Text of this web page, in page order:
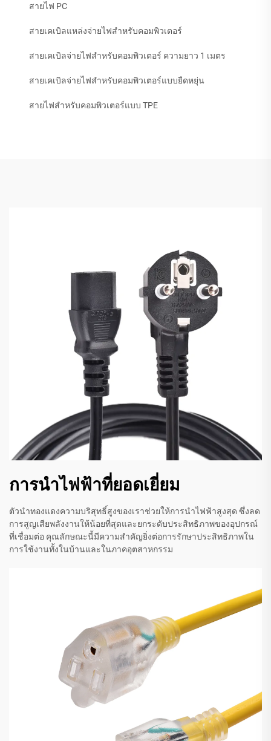
สายไฟ PC
สายเคเบิลแหล่งจ่ายไฟสำหรับคอมพิวเตอร์
สายเคเบิลจ่ายไฟสำหรับคอมพิวเตอร์ ความยาว 1 เมตร
สายเคเบิลจ่ายไฟสำหรับคอมพิวเตอร์แบบยืดหยุ่น
สายไฟสำหรับคอมพิวเตอร์แบบ TPE
การนำไฟฟ้าที่ยอดเยี่ยม
ตัวนำทองแดงความบริสุทธิ์สูงของเราช่วยให้การนำไฟฟ้าสูงสุด ซึ่งลด
การสูญเสียพลังงานให้น้อยที่สุดและยกระดับประสิทธิภาพของอุปกรณ์
ที่เชื่อมต่อ คุณลักษณะนี้มีความสำคัญยิ่งต่อการรักษาประสิทธิภาพใน
การใช้งานทั้งในบ้านและในภาคอุตสาหกรรม